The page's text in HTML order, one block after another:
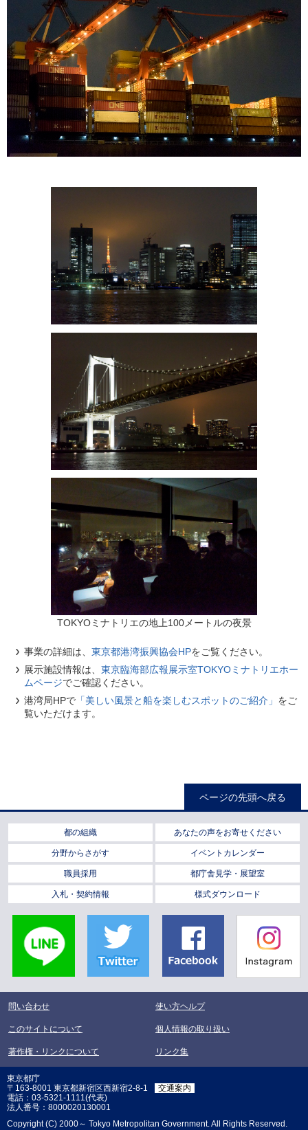
TOKYOミナトリエの地上100メートルの夜景
事業の詳細は、東京都港湾振興協会HPをご覧ください。
展示施設情報は、東京臨海部広報展示室TOKYOミナトリエホー
ムページでご確認ください。
港湾局HPで 「美しい風景と船を楽しむスポットのご紹介」 をご
覧いただけます。
ページの先頭へ戻る
都の組織 あなたの声をお寄せください
分野からさがす イベントカレンダー
職員採用 都庁舎見学・展望室
入札・契約情報 様式ダウンロード
LINE Facebook
問い合わせ 使い方ヘルプ
このサイトについて 個人情報の取り扱い
著作権・リンクについて リンク集
東京都庁
〒163-8001 東京都新宿区西新宿2-8-1
交通案内
電話：03-5321-1111(代表)
法人番号：8000020130001
Copyright (C) 2000～ Tokyo Metropolitan Government. All Rights Reserved.